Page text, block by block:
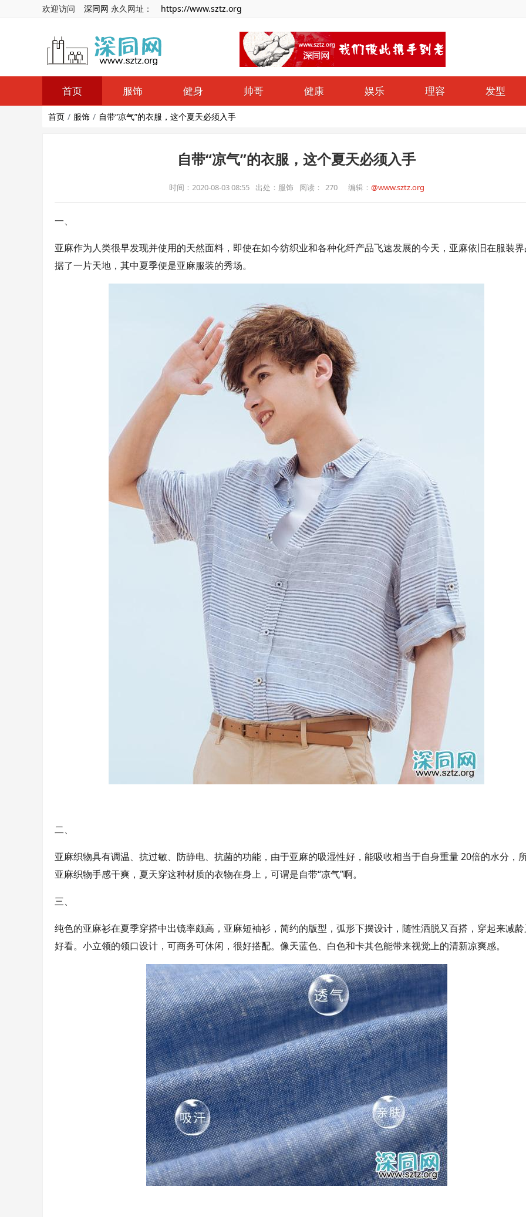
欢迎访问 深同网 永久网址： https://www.sztz.org
首页 服饰 健身 帅哥 健康 娱乐 理容 发型
首页 服饰 自带“凉气”的衣服，这个夏天必须入手
自带“凉气”的衣服，这个夏天必须入手
时间：2020-08-03 08:55 出处：服饰 阅读： 270 编辑： @www.sztz.org
一、
亚麻作为人类很早发现并使用的天然面料，即使在如今纺织业和各种化纤产品飞速发展的今天，亚麻依旧在服装界
据了一片天地，其中夏季便是亚麻服装的秀场。
二、
亚麻织物具有调温、抗过敏、防静电、抗菌的功能，由于亚麻的吸湿性好，能吸收相当于自身重量 20倍的水分，
亚麻织物手感干爽，夏天穿这种材质的衣物在身上，可谓是自带“凉气”啊。
三、
纯色的亚麻衫在夏季穿搭中出镜率颇高，亚麻短袖衫，简约的版型，弧形下摆设计，随性洒脱又百搭，穿起来减龄
好看。小立领的领口设计，可商务可休闲，很好搭配。像天蓝色、白色和卡其色能带来视觉上的清新凉爽感。